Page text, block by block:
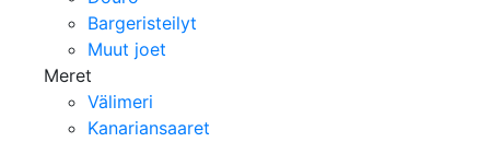
Bargeristeilyt
Muut joet
Meret
Välimeri
Kanariansaaret